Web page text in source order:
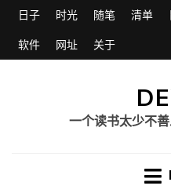
日子 时光 随笔 清单
软件 网址 关于
一个读书太少不